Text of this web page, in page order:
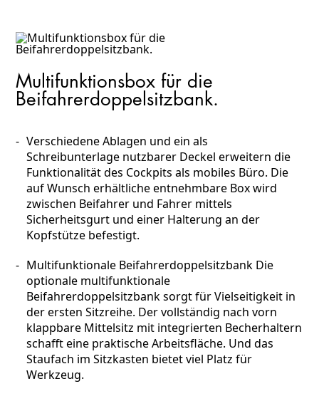
Multifunktionsbox für die
Beifahrerdoppelsitzbank.
Verschiedene Ablagen und ein als
Schreibunterlage nutzbarer Deckel erweitern die
Funktionalität des Cockpits als mobiles Büro. Die
auf Wunsch erhältliche entnehmbare Box wird
zwischen Beifahrer und Fahrer mittels
Sicherheitsgurt und einer Halterung an der
Kopfstütze befestigt.
Multifunktionale Beifahrerdoppelsitzbank Die
optionale multifunktionale
Beifahrerdoppelsitzbank sorgt für Vielseitigkeit in
der ersten Sitzreihe. Der vollständig nach vorn
klappbare Mittelsitz mit integrierten Becherhaltern
schafft eine praktische Arbeitsfläche. Und das
Staufach im Sitzkasten bietet viel Platz für
Werkzeug.